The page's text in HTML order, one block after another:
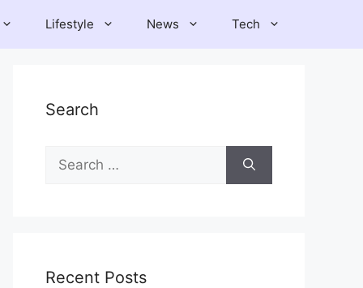
Lifestyle News Tech
Search
Search
for:
Recent Posts